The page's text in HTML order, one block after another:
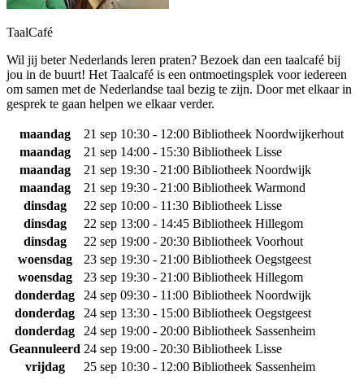
TaalCafé
Wil jij beter Nederlands leren praten? Bezoek dan een taalcafé bij
jou in de buurt! Het Taalcafé is een ontmoetingsplek voor iedereen
om samen met de Nederlandse taal bezig te zijn. Door met elkaar in
gesprek te gaan helpen we elkaar verder.
maandag 21 sep 10:30 - 12:00 Bibliotheek Noordwijkerhout
maandag
21 sep 14:00 - 15:30 Bibliotheek Lisse
maandag
21 sep 19:30 - 21:00 Bibliotheek Noordwijk
maandag
21 sep 19:30 - 21:00 Bibliotheek Warmond
dinsdag
22 sep 10:00 - 11:30 Bibliotheek Lisse
dinsdag
22 sep 13:00 - 14:45 Bibliotheek Hillegom
dinsdag
22 sep 19:00 - 20:30 Bibliotheek Voorhout
woensdag
23 sep 19:30 - 21:00 Bibliotheek Oegstgeest
woensdag
23 sep 19:30 - 21:00 Bibliotheek Hillegom
donderdag
24 sep 09:30 - 11:00 Bibliotheek Noordwijk
donderdag
24 sep 13:30 - 15:00 Bibliotheek Oegstgeest
donderdag
24 sep 19:00 - 20:00 Bibliotheek Sassenheim
Geannuleerd 24 sep 19:00 - 20:30 Bibliotheek Lisse
vrijdag
25 sep 10:30 - 12:00 Bibliotheek Sassenheim